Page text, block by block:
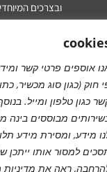
אוספים פרטי קשר
כגון טלפון ומייל.
מבוססים בינה
מידע, ומסירת מידע
למסור אותו ייתכן
ראה את
ובצרכים